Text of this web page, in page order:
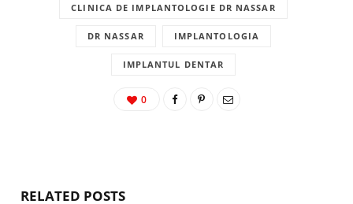
CLINICA DE IMPLANTOLOGIE DR NASSAR
DR NASSAR IMPLANTOLOGIA
IMPLANTUL DENTAR
0
RELATED POSTS